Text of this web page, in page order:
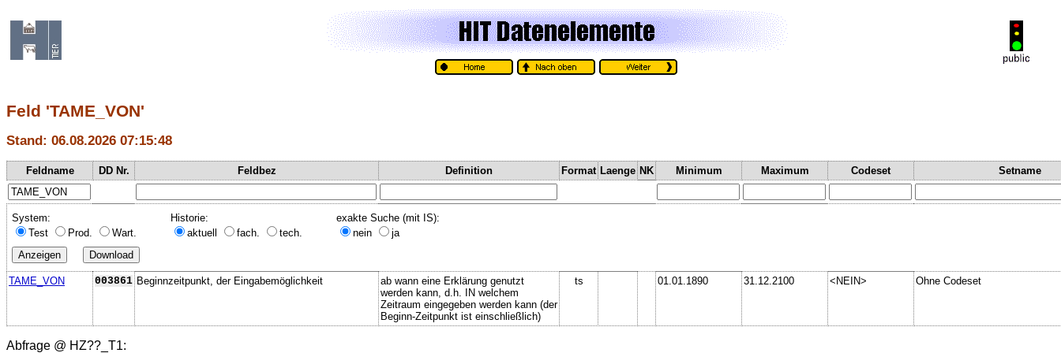
Feld 'TAME_VON'
Stand: 06.08.2026 07:15:48
Feldname DD Nr. Feldbez Definition Format Laenge NK Minimum Maximum Codeset Setname
System:
Test
Prod. Wart.
Historie:
aktuell
fach. tech.
exakte Suche (mit IS):
nein
ja
TAME_VON 003861 Beginnzeitpunkt, der Eingabemöglichkeit
ab wann eine Erklärung genutzt
werden kann, d.h. IN welchem
Zeitraum eingegeben werden kann (der
Beginn-Zeitpunkt ist einschließlich)
ts 01.01.1890 31.12.2100 <NEIN> Ohne Codeset
Abfrage @ HZ??_T1: